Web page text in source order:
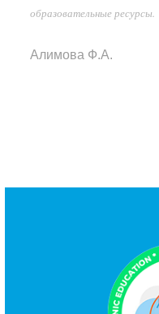
образовательные ресурсы.
Алимова Ф.А.